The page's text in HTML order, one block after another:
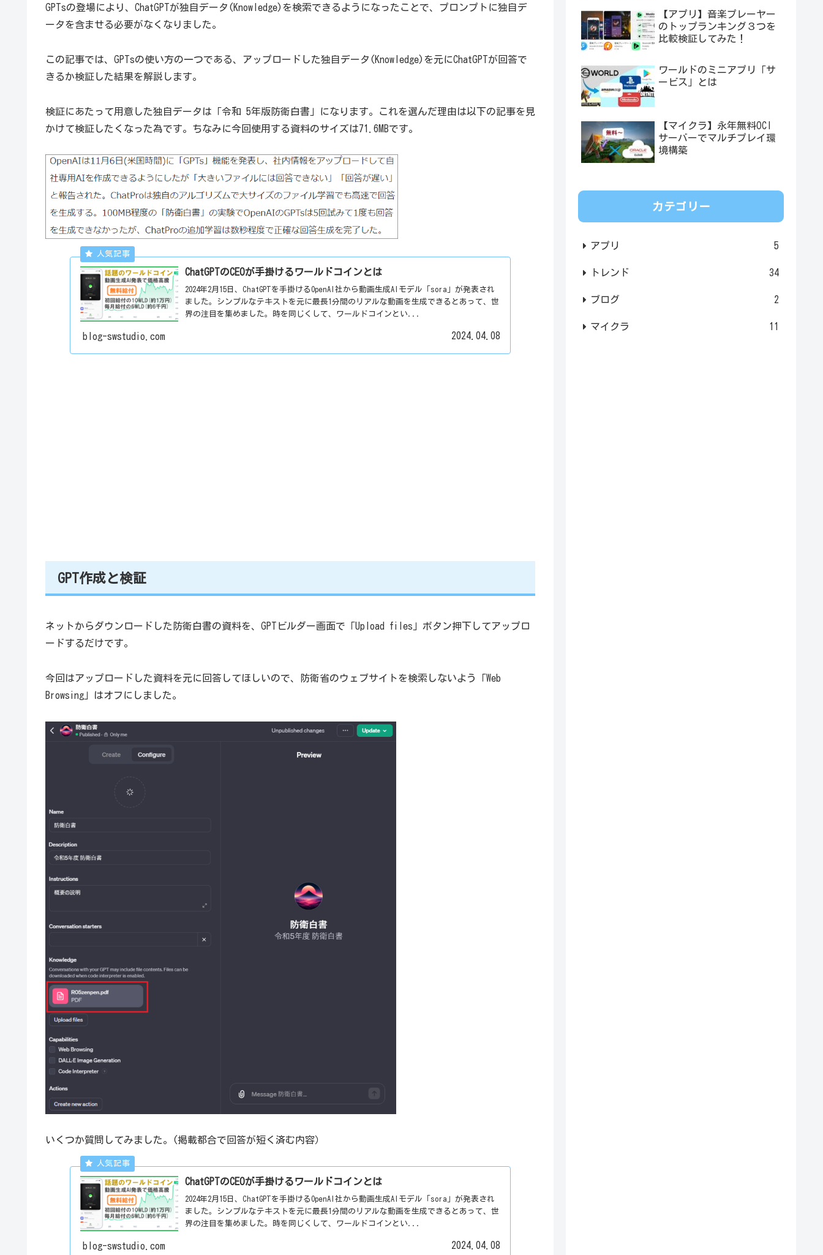
GPTsの登場により、ChatGPTが独自データ(Knowledge)を検索できるようになったことで、プロンプトに独自デ
ータを含ませる必要がなくなりました。
この記事では、GPTsの使い方の一つである、アップロードした独自データ(Knowledge)を元にChatGPTが回答で
きるか検証した結果を解説します。
検証にあたって用意した独自データは「令和 5年版防衛白書」になります。これを選んだ理由は以下の記事を見
かけて検証したくなった為です。ちなみに今回使用する資料のサイズは71.6MBです。
ChatGPTのCEOが手掛けるワールドコインとは
2024年2月15日、ChatGPTを手掛けるOpenAI社から動画生成AIモデル「sora」が発表され
ました。シンプルなテキストを元に最長1分間のリアルな動画を生成できるとあって、世
界の注目を集めました。時を同じくして、ワールドコインとい...
blog-swstudio.com 2024.04.08
GPT作成と検証
ネットからダウンロードした防衛白書の資料を、GPTビルダー画面で「Upload files」ボタン押下してアップロ
ードするだけです。
今回はアップロードした資料を元に回答してほしいので、防衛省のウェブサイトを検索しないよう「Web
Browsing」はオフにしました。
いくつか質問してみました。(掲載都合で回答が短く済む内容）
ChatGPTのCEOが手掛けるワールドコインとは
2024年2月15日、ChatGPTを手掛けるOpenAI社から動画生成AIモデル「sora」が発表され
ました。シンプルなテキストを元に最長1分間のリアルな動画を生成できるとあって、世
界の注目を集めました。時を同じくして、ワールドコインとい...
blog-swstudio.com 2024.04.08
【アプリ】音楽プレーヤー
のトップランキング３つを
比較検証してみた！
ワールドのミニアプリ「サ
ービス」とは
【マイクラ】永年無料OCI
サーバーでマルチプレイ環
境構築
カテゴリー
アプリ 5
トレンド 34
ブログ 2
マイクラ 11